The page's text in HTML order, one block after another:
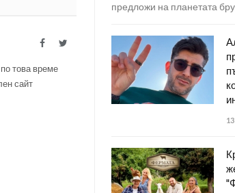
FacebookTwitter
това време
сайт
предложи на планетата